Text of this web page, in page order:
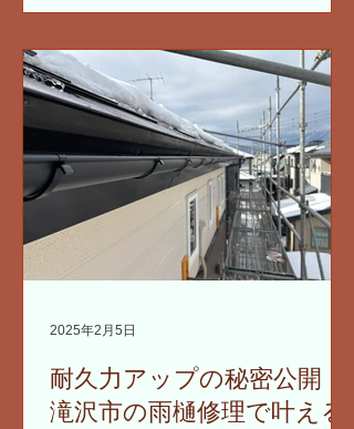
耐久力アップの秘密公開！
滝沢市の雨樋修理で叶える
2025年2月5日